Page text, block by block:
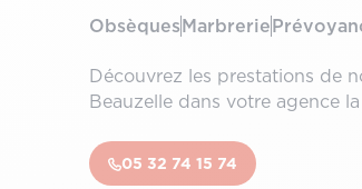
ObsèquesMarbrerie
Découvrez les prestations de
Beauzelle dans votre agence
05 32 74 15 74